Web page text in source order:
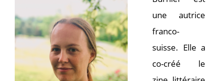
une autrice
franco-
suisse. Elle a
co-créé le